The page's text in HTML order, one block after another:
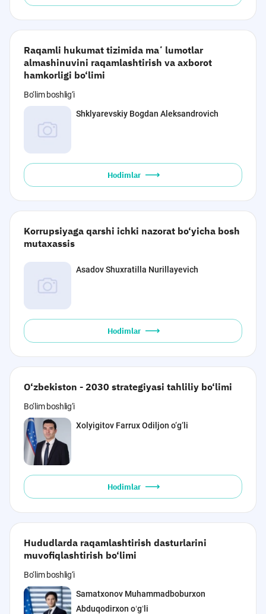
Raqamli hukumat tizimida maʼlumotlar
almashinuvini raqamlashtirish va axborot
hamkorligi bo‘limi
Bo‘lim boshlig‘i
Shklyarevskiy Bogdan Aleksandrovich
Hodimlar
Korrupsiyaga qarshi ichki nazorat bo‘yicha bosh
mutaxassis
Asadov Shuxratilla Nurillayevich
Hodimlar
O‘zbekiston - 2030 strategiyasi tahliliy bo‘limi
Bo‘lim boshlig‘i
Xolyigitov Farrux Odiljon o‘g‘li
Hodimlar
Hududlarda raqamlashtirish dasturlarini
muvofiqlashtirish bo‘limi
Bo‘lim boshlig‘i
Samatxonov Muhammadboburxon
Abduqodirxon oʻgʻli